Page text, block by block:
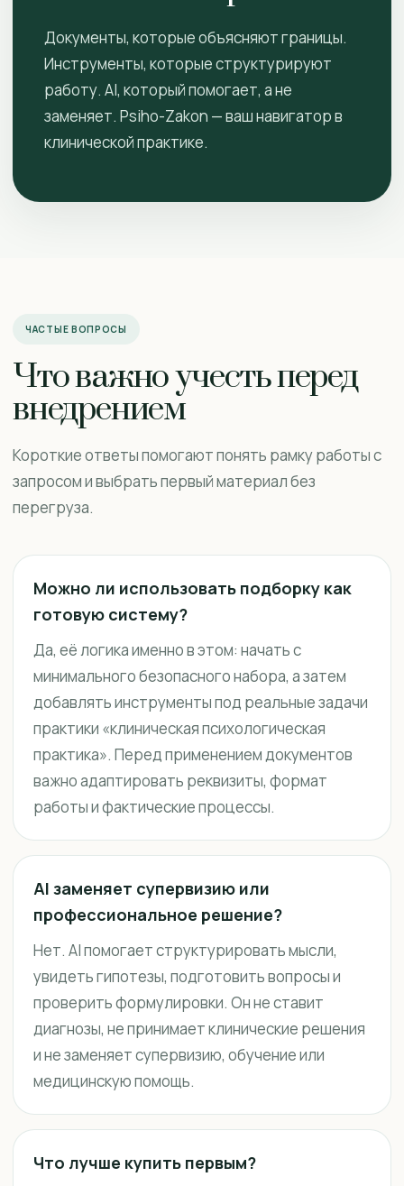
Документы, которые объясняют границы.
Инструменты, которые структурируют
работу. AI, который помогает, а не
заменяет. Psiho-Zakon — ваш навигатор в
клинической практике.
ЧАСТЫЕ ВОПРОСЫ
Что важно учесть перед
внедрением
Короткие ответы помогают понять рамку работы с
запросом и выбрать первый материал без
перегруза.
Можно ли использовать подборку как
готовую систему?
Да, её логика именно в этом: начать с
минимального безопасного набора, а затем
добавлять инструменты под реальные задачи
практики «клиническая психологическая
практика». Перед применением документов
важно адаптировать реквизиты, формат
работы и фактические процессы.
AI заменяет супервизию или
профессиональное решение?
Нет. AI помогает структурировать мысли,
увидеть гипотезы, подготовить вопросы и
проверить формулировки. Он не ставит
диагнозы, не принимает клинические решения
и не заменяет супервизию, обучение или
медицинскую помощь.
Что лучше купить первым?